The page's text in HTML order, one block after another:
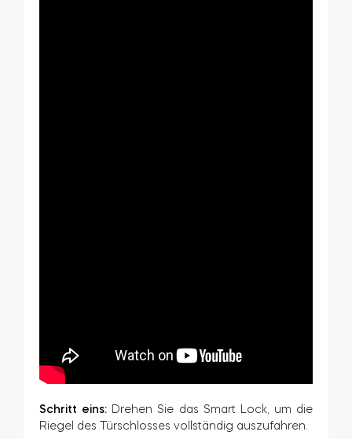
Schritt eins: Drehen Sie das Smart Lock, um die
Riegel des Türschlosses vollständig auszufahren.